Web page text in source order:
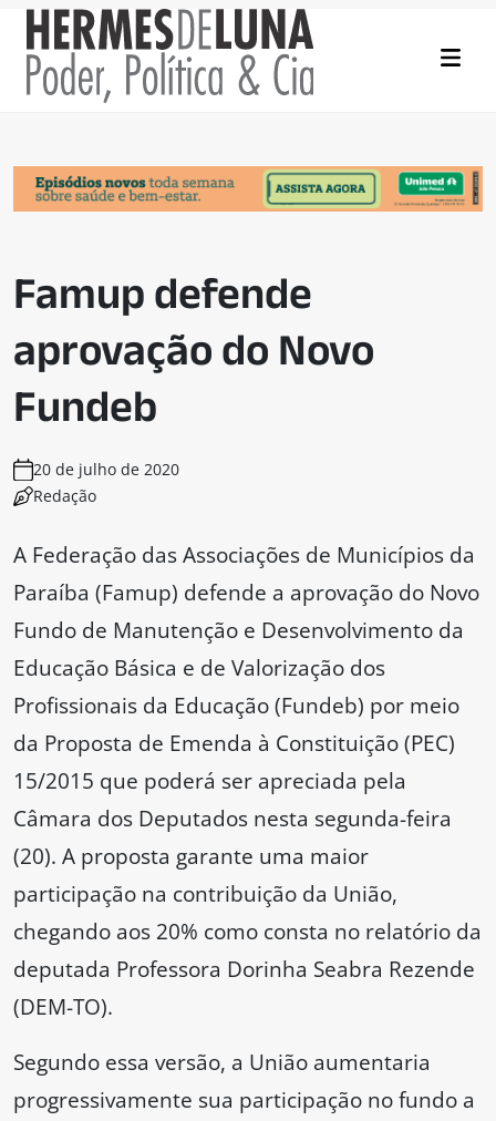
Famup defende
aprovação do Novo
Fundeb
20 de julho de 2020
Redação
A Federação das Associações de Municípios da
Paraíba (Famup) defende a aprovação do Novo
Fundo de Manutenção e Desenvolvimento da
Educação Básica e de Valorização dos
Profissionais da Educação (Fundeb) por meio
da Proposta de Emenda à Constituição (PEC)
15/2015 que poderá ser apreciada pela
Câmara dos Deputados nesta segunda-feira
(20). A proposta garante uma maior
participação na contribuição da União,
chegando aos 20% como consta no relatório da
deputada Professora Dorinha Seabra Rezende
(DEM-TO).
Segundo essa versão, a União aumentaria
progressivamente sua participação no fundo a